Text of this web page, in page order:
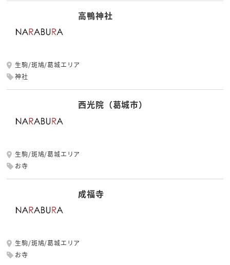
高鴨神社
生駒/斑鳩/葛城エリア
神社
西光院（葛城市）
生駒/斑鳩/葛城エリア
お寺
成福寺
生駒/斑鳩/葛城エリア
お寺